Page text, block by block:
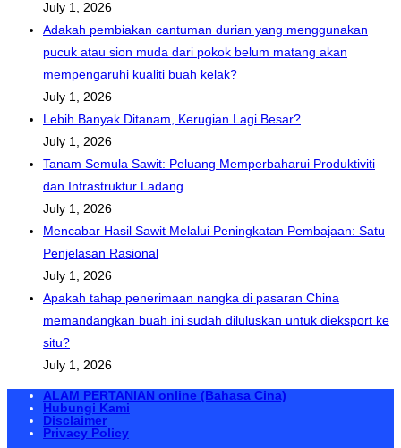
July 1, 2026
Adakah pembiakan cantuman durian yang menggunakan
pucuk atau sion muda dari pokok belum matang akan
mempengaruhi kualiti buah kelak?
July 1, 2026
Lebih Banyak Ditanam, Kerugian Lagi Besar?
July 1, 2026
Tanam Semula Sawit: Peluang Memperbaharui Produktiviti
dan Infrastruktur Ladang
July 1, 2026
Mencabar Hasil Sawit Melalui Peningkatan Pembajaan: Satu
Penjelasan Rasional
July 1, 2026
Apakah tahap penerimaan nangka di pasaran China
memandangkan buah ini sudah diluluskan untuk dieksport ke
situ?
July 1, 2026
ALAM PERTANIAN online (Bahasa Cina)
Hubungi Kami
Disclaimer
Privacy Policy